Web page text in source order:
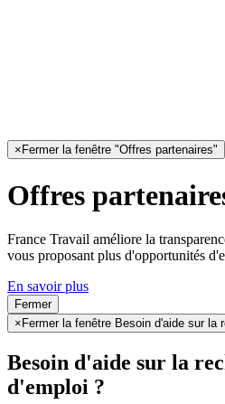
× Fermer la fenêtre "Offres partenaires"
Offres
France Travail améliore la
vous proposant plus d'opportunités
En savoir plus
Fermer
× Fermer la fenêtre Besoin d'aide sur la
Besoin d'aide sur la
d'emploi ?